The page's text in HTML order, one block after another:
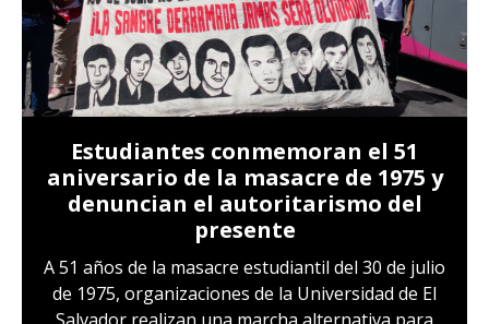
Estudiantes conmemoran el 51
aniversario de la masacre de 1975 y
denuncian el autoritarismo del
presente
A 51 años de la masacre estudiantil del 30 de julio
de 1975, organizaciones de la Universidad de El